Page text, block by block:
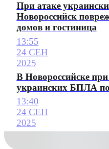
При атаке
Новороссийск
домов и гостиница
13:55
24 СЕН
2025
В Новороссийске при
украинских БПЛА
13:40
24 СЕН
2025